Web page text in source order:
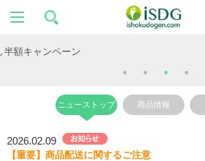
ハ
ニューストップ 商品情報
2026.02.09
【重要】商品配送に関するご注意